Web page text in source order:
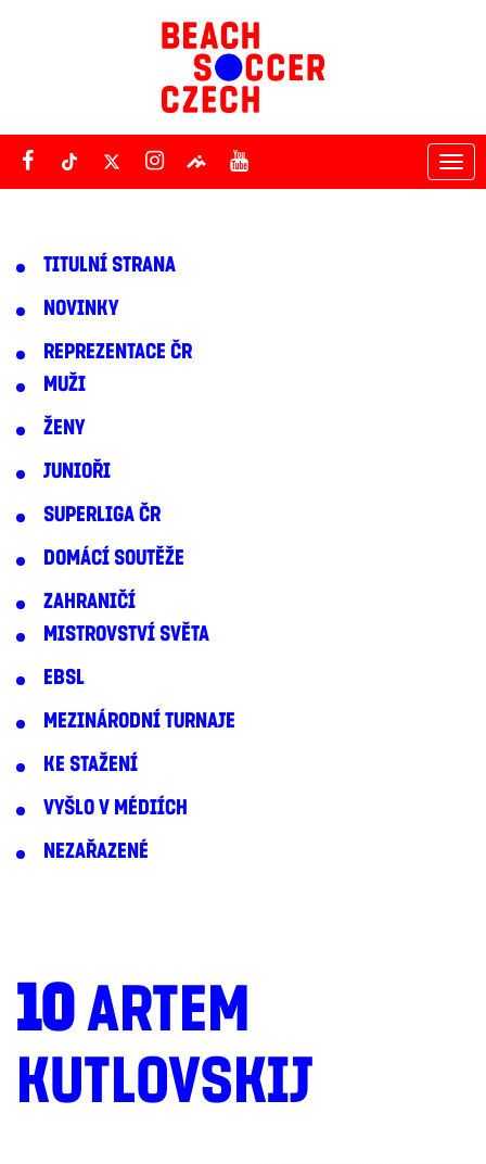
TITULNÍ STRANA
NOVINKY
REPREZENTACE ČR
MUŽI
ŽENY
JUNIOŘI
SUPERLIGA ČR
DOMÁCÍ SOUTĚŽE
ZAHRANIČÍ
MISTROVSTVÍ SVĚTA
EBSL
MEZINÁRODNÍ TURNAJE
KE STAŽENÍ
VYŠLO V MÉDIÍCH
NEZAŘAZENÉ
10ARTEM
KUTLOVSKIJ